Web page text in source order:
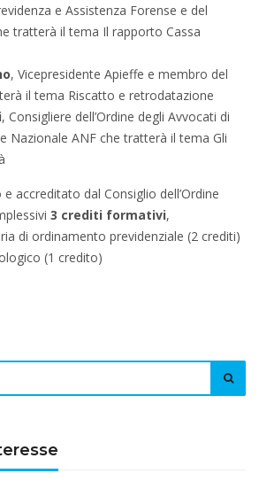
e Assistenza Forense e del
tratterà il tema Il rapporto Cassa
, Vicepresidente Apieffe e membro del
il tema Riscatto e retrodatazione
, Consigliere dell’Ordine degli Avvocati di
Nazionale ANF che tratterà il tema Gli
accreditato dal Consiglio dell’Ordine
3 crediti formativi,
di ordinamento previdenziale (2 crediti)
(1 credito)